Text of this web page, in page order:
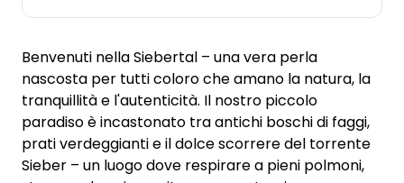
Benvenuti nella Siebertal – una vera perla
nascosta per tutti coloro che amano la natura, la
tranquillità e l'autenticità. Il nostro piccolo
paradiso è incastonato tra antichi boschi di faggi,
prati verdeggianti e il dolce scorrere del torrente
Sieber – un luogo dove respirare a pieni polmoni,